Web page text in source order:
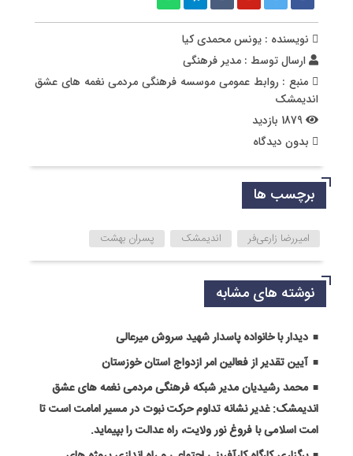
نویسنده : یونس محمدی کیا
ارسال توسط : مدیر فرهنگی
منبع : روابط عمومی موسسه فرهنگی مردمی نغمه های عشق
اندیمشک
بدون دیدگاه
برچسب ها
امیررضا زارعی‌فر اندیمشک پسران بهشت
نوشته های مشابه
دیدار با خانواده پاسدار شهید سروش میرعالی
آیین تقدیر از فعالین امر ازدواج استان خوزستان
محمد رشیدیان مدیر شبکه فرهنگی مردمی نغمه های عشق
اندیمشک: غدیر نشانه تداوم حرکت نبوت در مسیر امامت است تا
امت اسلامی با فروغ نور ولایت، راه عدالت را بپیماید.